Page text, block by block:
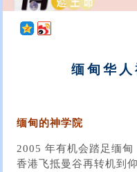
缅甸华
缅甸的神学院
2005 年有机会踏足缅
香港飞抵曼谷再转机到